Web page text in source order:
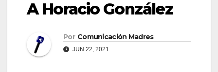
A Horacio González
Por Comunicación Madres
JUN 22, 2021